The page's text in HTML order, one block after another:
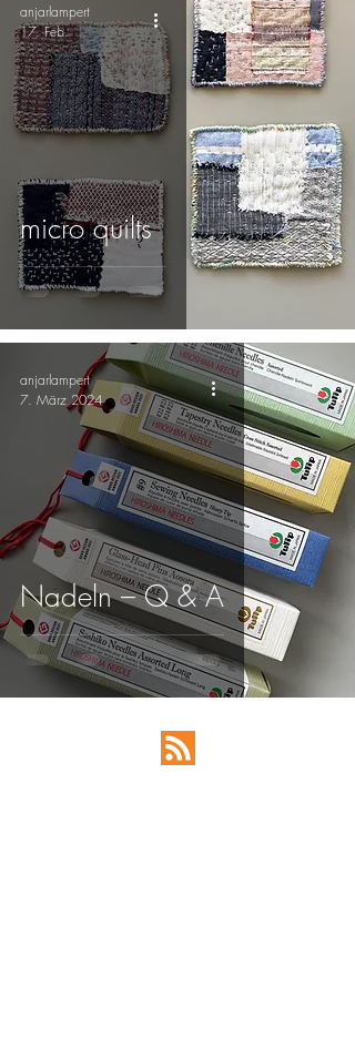
micro quilts
anjarlampert
17. Feb.
Nadeln – Q & A
anjarlampert
7. März 2024